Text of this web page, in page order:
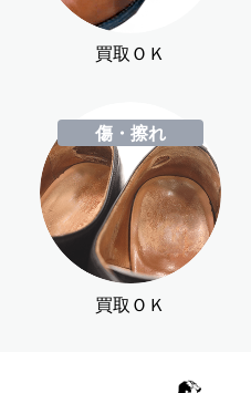
買取ＯＫ
傷・擦れ
買取ＯＫ